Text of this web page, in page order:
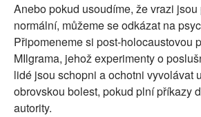
Anebo pokud usoudíme, že vrazi
normální, můžeme se odkázat na
Připomeneme si post-holocaustovou
MIlgrama, jehož experimenty o
lidé jsou schopni a ochotni vyvolávat
obrovskou bolest, pokud plní příkazy
autority.